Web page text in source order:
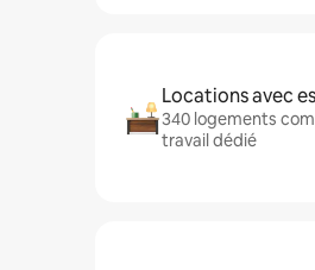
Locations avec
340 logements
travail dédié